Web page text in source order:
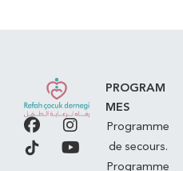
PROGRAM
MES
Programme
de secours.
Programme